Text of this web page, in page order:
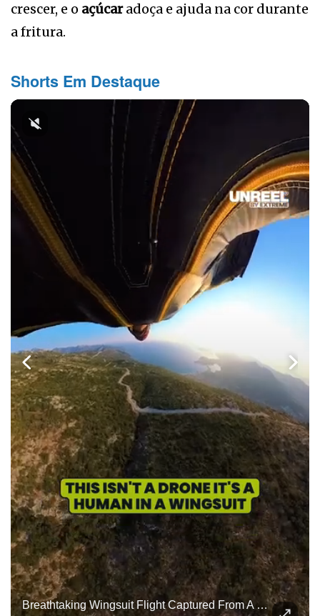
crescer, e o açúcaradoça e ajuda na cor durante
a fritura.
Shorts Em Destaque
Breathtaking Wingsuit Flight Captured From A Stunning POV